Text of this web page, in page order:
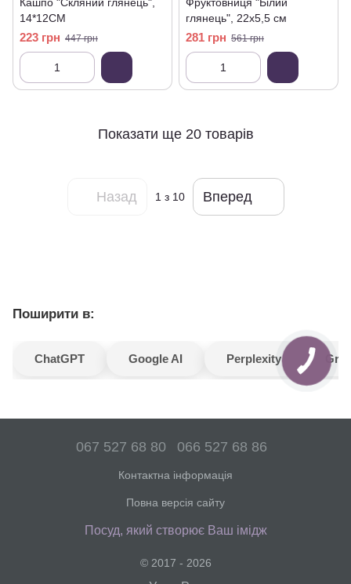
14*12CM
223 грн 447 грн
глянець", 22х5,5 см
281 грн 561 грн
Показати ще 20 товарів
Назад 1 з 10 Вперед
Поширити в:
ChatGPT Google AI Perplexity
067 527 68 80 066 527 68 86
Контактна інформація
Повна версія сайту
Посуд, який створює Ваш імідж
© 2017 - 2026